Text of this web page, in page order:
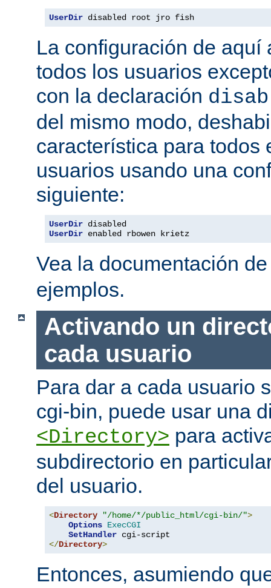
UserDir disabled root jro fish
La configuración de aquí
todos los usuarios
con la declaración
del mismo modo,
característica para todos
usuarios usando una
siguiente:
UserDir
UserDir enabled rbowen krietz
Vea la documentación
ejemplos.
Activando un
cada usuario
Para dar a cada usuario
cgi-bin, puede usar una
<Directory> para
subdirectorio en
del usuario.
<Directory "/home/*/public_html/cgi-bin/">
Options ExecCGI
SetHandler
</Directory>
Entonces, asumiendo